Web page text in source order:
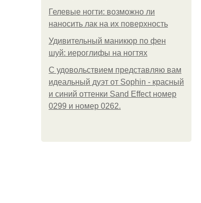
Гелевые ногти: возможно ли
наносить лак на их поверхность
Удивительный маникюр по фен
шуй: иероглифы на ногтях
С удовольствием представляю вам
идеальный дуэт от Sophin - красный
и синий оттенки Sand Effect номер
0299 и номер 0262.